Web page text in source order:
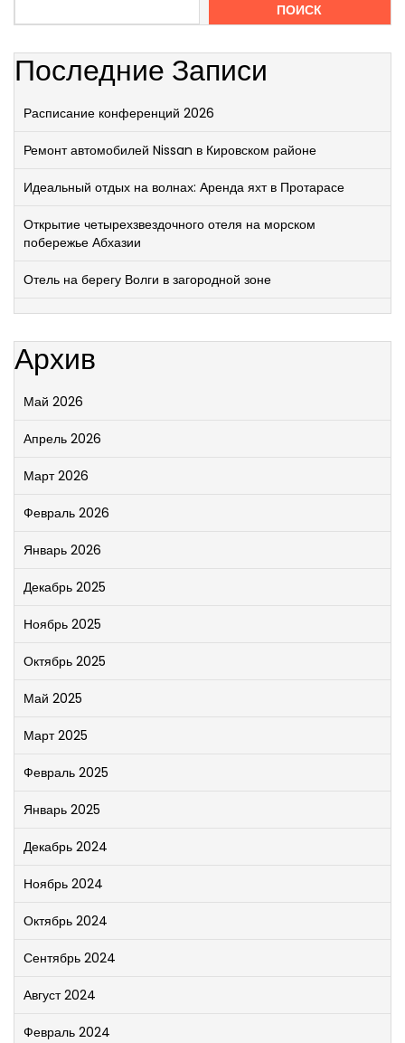
ПОИСК
Последние Записи
Расписание конференций 2026
Ремонт автомобилей Nissan в Кировском районе
Идеальный отдых на волнах: Аренда яхт в Протарасе
Открытие четырехзвездочного отеля на морском
побережье Абхазии
Отель на берегу Волги в загородной зоне
Архив
Май 2026
Апрель 2026
Март 2026
Февраль 2026
Январь 2026
Декабрь 2025
Ноябрь 2025
Октябрь 2025
Май 2025
Март 2025
Февраль 2025
Январь 2025
Декабрь 2024
Ноябрь 2024
Октябрь 2024
Сентябрь 2024
Август 2024
Февраль 2024